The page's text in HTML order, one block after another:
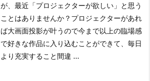
が、最近「プロジェクターが欲しい」と思う
ことはありませんか？ プロジェクターがあれ
ば大画面投影が叶うので今まで以上の臨場感
で好きな作品に入り込むことができて、毎日
より充実すること間違 ...